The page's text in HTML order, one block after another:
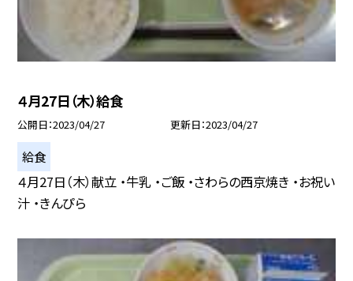
４月27日（木）給食
公開日 2023/04/27 更新日 2023/04/27
給食
４月27日（木）献立 ・牛乳 ・ご飯 ・さわらの西京焼き ・お祝い
汁 ・きんぴら